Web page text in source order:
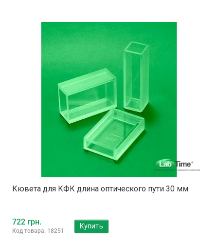
Кювета для КФК длина оптического пути 30 мм
722 грн.
Код товара: 18251
Купить